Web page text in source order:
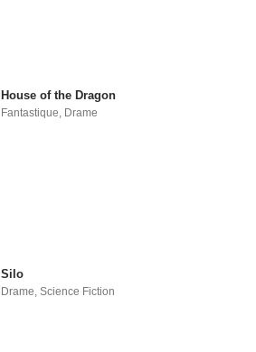
House of the Dragon
Fantastique, Drame
Silo
Drame,Science Fiction